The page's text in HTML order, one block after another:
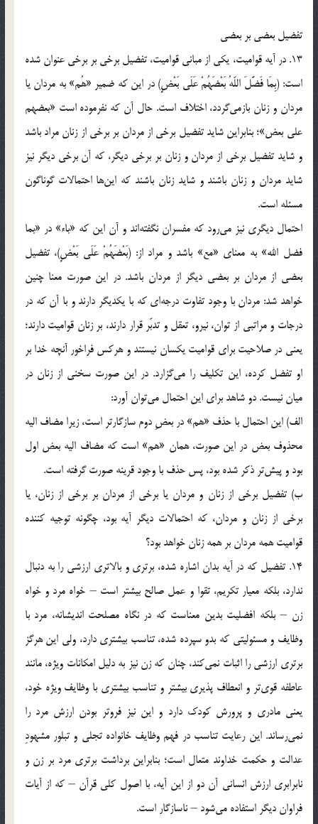
تفضیل بعضی بر بعضی
13. در آیه قوامیت، یکی از مبانی قوامیت، تفضیل برخی بر برخی عنوان شده
است: (بِمَا فَضَّلَ اللّهُ بَعْضَهُمْ عَلَى‏ بَعْضٍ) در این که ضمیر «هُم» به مردان یا
مردان و زنان بازمی‌گردد، اختلاف است. حال آن که نفرموده است «بعضهم
علی بعض»؛ بنابراین شاید تفضیل برخی از مردان بر برخی از زنان مراد باشد
و شاید تفضیل برخی از مردان و زنان بر برخی دیگر، که آن برخی دیگر نیز
شاید مردان و زنان باشند و شاید زنان باشند که این‌ها احتمالات گوناگون
مسئله است.
احتمال دیگری نیز می‌رود که مفسران نگفته‌اند و آن این که «باء» در «بما
فضل الله» به معنای «مع» باشد و مراد از: (بَعْضَهُمْ عَلَى‏ بَعْضٍ)، تفضیل
بعضی از مردان بر بعضی دیگر از مردان باشد. در این صورت معنا چنین
خواهد شد: مردان با وجود تفاوت درجه‌ای که با یکدیگر دارند و با آن که در
درجات و مراتبی از توان، نیرو، تعقل و تدبّر قرار دارند، بر زنان قوامیت دارند؛
یعنی در صلاحیت برای قوامیت یکسان نیستند و هرکس فراخور آنچه خدا بر
او تفضل کرده، این تکلیف را می‌گزارد. در این صورت سخنی از زنان در
میان نیست. دو شاهد برای این احتمال می‌توان آورد:
الف) این احتمال با حذف «هم» در بعضِ دوم سازگارتر است، زیرا مضاف الیه
محذوف بعض در این صورت، همان «هم» است که مضاف الیه بعض اول
بود و پیش‌تر ذکر شده بود، پس حذف با وجود قرینه صورت گرفته است.
ب) تفضیل برخی از زنان و مردان یا برخی از مردان بر برخی از زنان، یا
برخی از زنان و مردان، که احتمالات دیگر آیه بود، چگونه توجیه کننده
قوامیت همه مردان بر همه زنان خواهد بود؟
14. تفضیل که در آیه بدان اشاره شده، برتری و بالاتری ارزشی را به دنبال
ندارد، بلکه معیار تکریم، تقوا و عمل صالح بیشتر است – خواه مرد و خواه
زن – بلکه افضلیت بدین معناست که در نگاه مصلحت اندیشانه، مرد با
وظایف و مسئولیتی که بدو سپرده شده، تناسب بیشتری دارد، ولی این هرگز
برتری ارزشی را اثبات نمی‌کند، چنان که زن نیز به دلیل امکانات ویژه، مانند
عاطفه قوی‌تر و انعطاف پذیری بیشتر و تناسب بیشتری با وظایف ویژه خود،
یعنی مادری و پرورش کودک دارد و این نیز فروتر بودن ارزش مرد را
نمی‌رساند. این رعایت تناسب در فهم وظایف خانواده تجلی و تبلور مشهودِ
عدالت و حکمت خداوند متعال است؛ بنابراین برداشت برتری مرد بر زن و
نابرابری ارزش انسانی آن دو از این آیه، با اصول کلی قرآن – که از آیات
فراوان دیگر استفاده می‌شود – ناسازگار است.